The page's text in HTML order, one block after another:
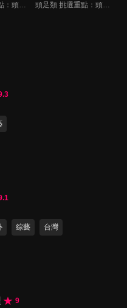
頭足類 挑選重點：頭足類利用清洗時去除內臟可以降低膽固醇的攝取。挑選雙眼清澈明亮，眼球稍微凸出，肉質結實有彈性為佳。身體具透明感，觸腕或是吸盤一碰到活體就會吸附住便是新鮮的。 頭足類 挑選重點：頭足類利用清洗時去除內臟可以降低膽固醇的攝取。挑選雙眼清澈明亮，眼球稍微凸出，肉質結實有彈性為佳。身體具透明感，觸腕或是吸盤一碰到活體就會吸附住便是新鮮的。
綜藝 台灣
9